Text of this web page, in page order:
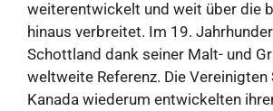
weiterentwickelt und weit über die
hinaus verbreitet. Im 19.
Schottland dank seiner Malt- und
weltweite Referenz. Die Vereinigten
Kanada wiederum entwickelten